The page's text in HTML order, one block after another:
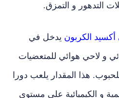
و التمزق.
الكربونيدخل في
هوائي للمتعضيات
هذا المقدار يلعب دورا
الكيميائية على مستوى